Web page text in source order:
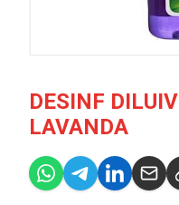
DESINF
LAVANDA